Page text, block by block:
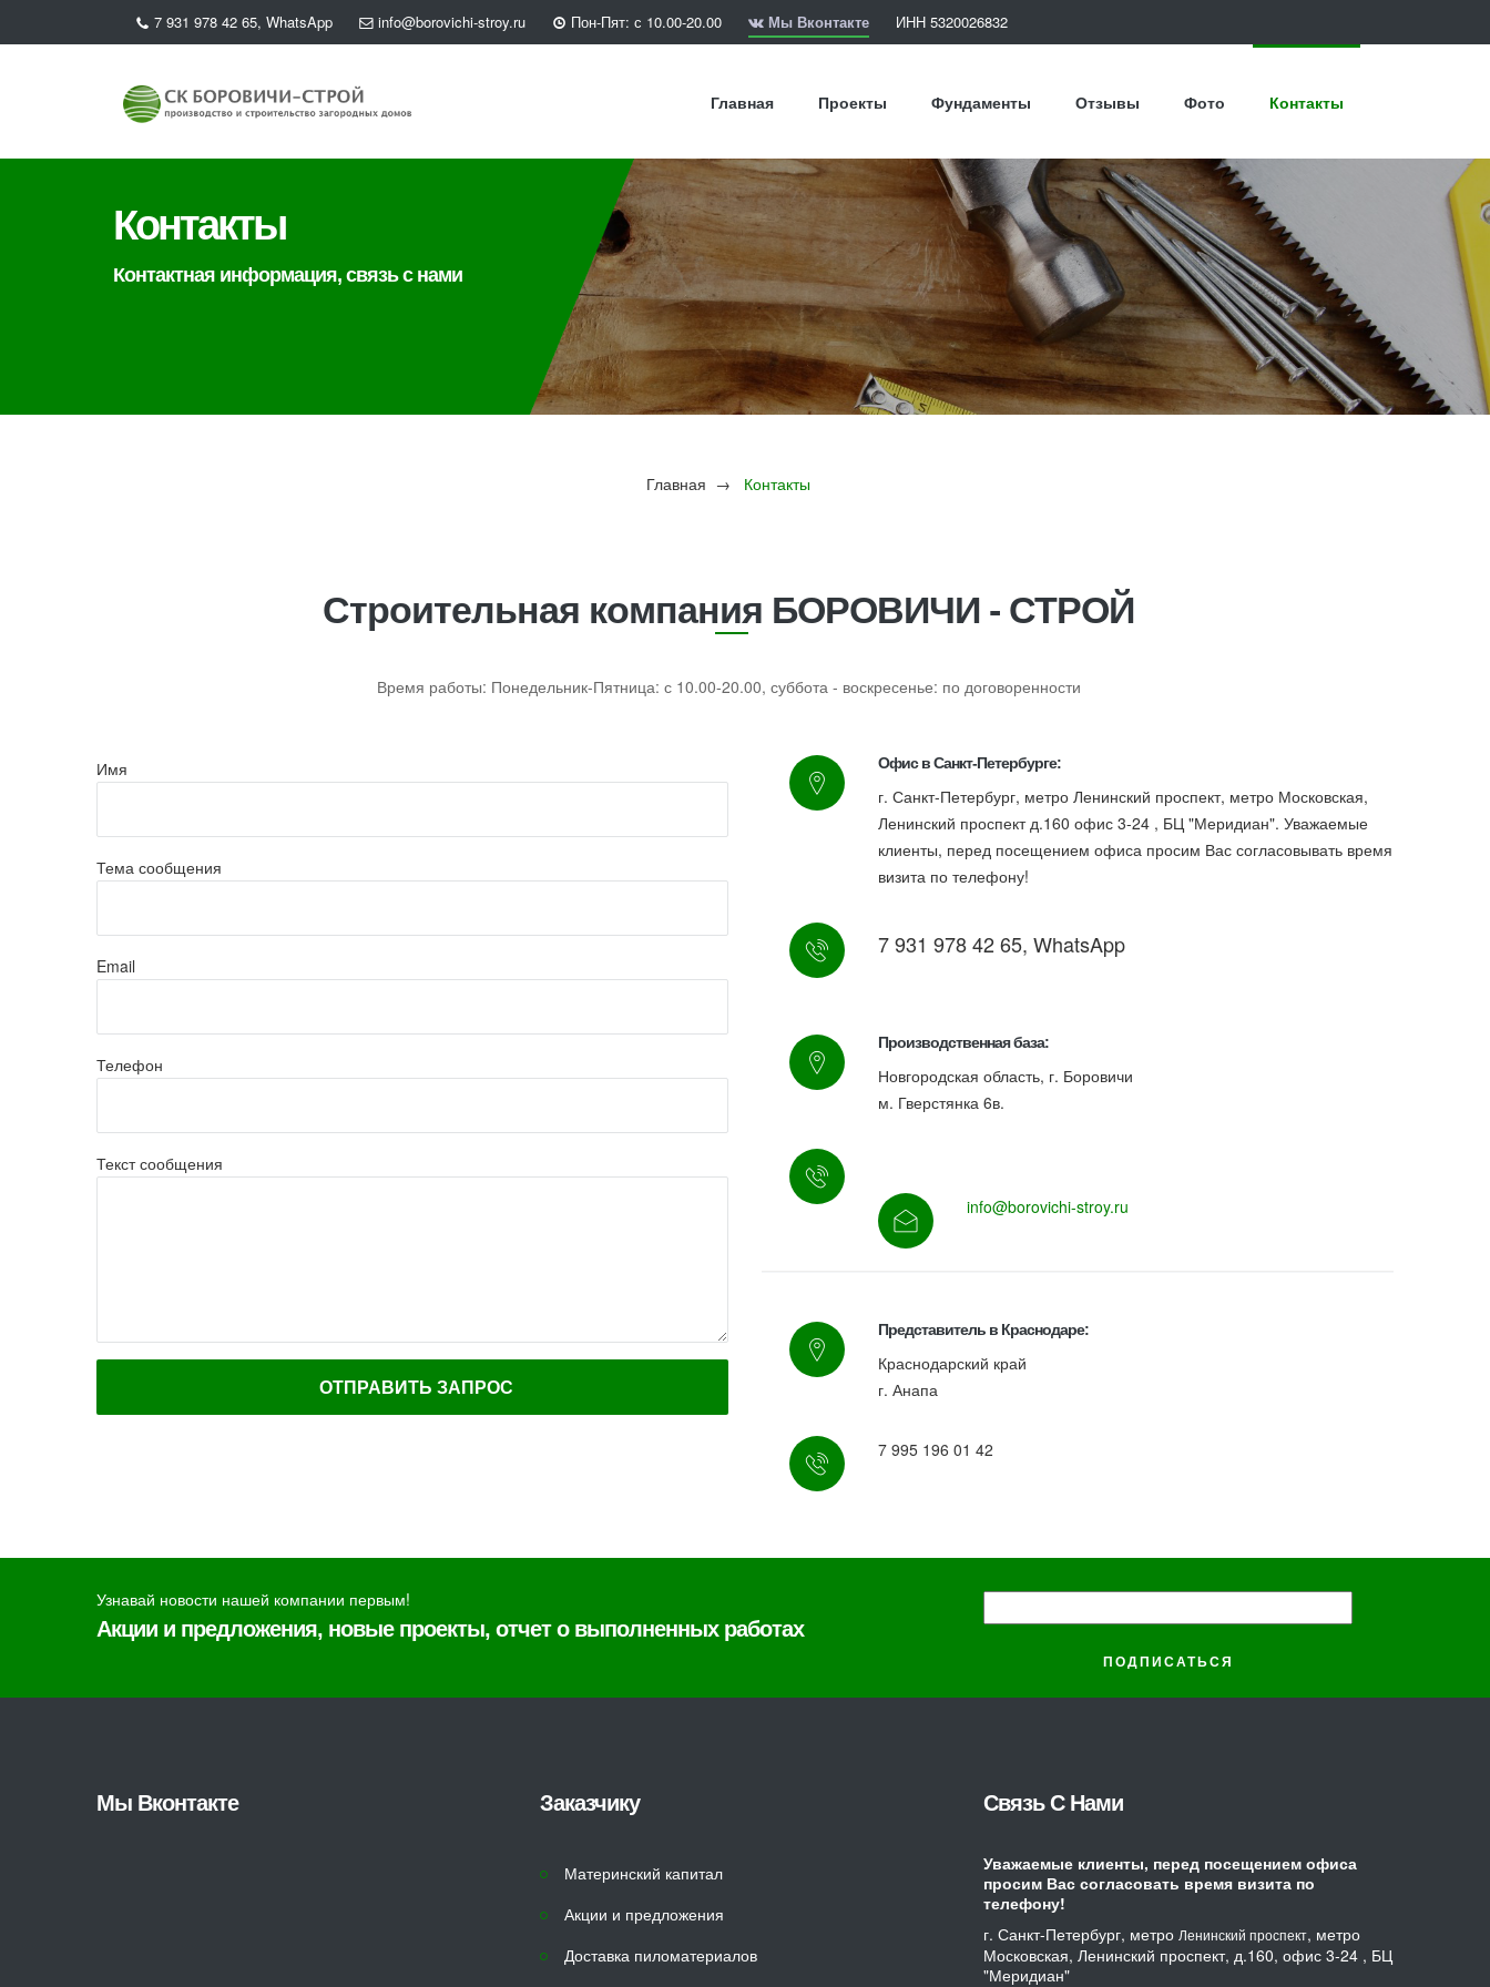
7 931 978 42 65, WhatsApp info@borovichi-stroy.ru Пон-Пят: с 10.00-20.00 Мы Вконтакте ИНН 5320026832
Главная Проекты Фундаменты Отзывы Фото Контакты
Контакты
Контактная информация, связь с нами
Главная → Контакты
Строительная компания БОРОВИЧИ - СТРОЙ
Время работы: Понедельник-Пятница: с 10.00-20.00, суббота - воскресенье: по договоренности
Имя
Тема сообщения
Email
Телефон
Текст сообщения
Офис в Санкт-Петербурге:
г. Санкт-Петербург, метро Ленинский проспект, метро Московская,
Ленинский проспект д.160 офис 3-24 , БЦ "Меридиан". Уважаемые
клиенты, перед посещением офиса просим Вас согласовывать время
визита по телефону!
7 931 978 42 65, WhatsApp
Производственная база:
Новгородская область, г. Боровичи
м. Гверстянка 6в.
info@borovichi-stroy.ru
Представитель в Краснодаре:
Краснодарский край
г. Анапа
7 995 196 01 42
Узнавай новости нашей компании первым!
Акции и предложения, новые проекты, отчет о выполненных работах
Мы Вконтакте Заказчику
Материнский капитал
Акции и предложения
Доставка пиломатериалов
Связь С Нами
Уважаемые клиенты, перед посещением офиса
просим Вас согласовать время визита по
телефону!
г. Санкт-Петербург, метро Ленинский проспект, метро
Московская, Ленинский проспект, д.160, офис 3-24 , БЦ
"Меридиан"